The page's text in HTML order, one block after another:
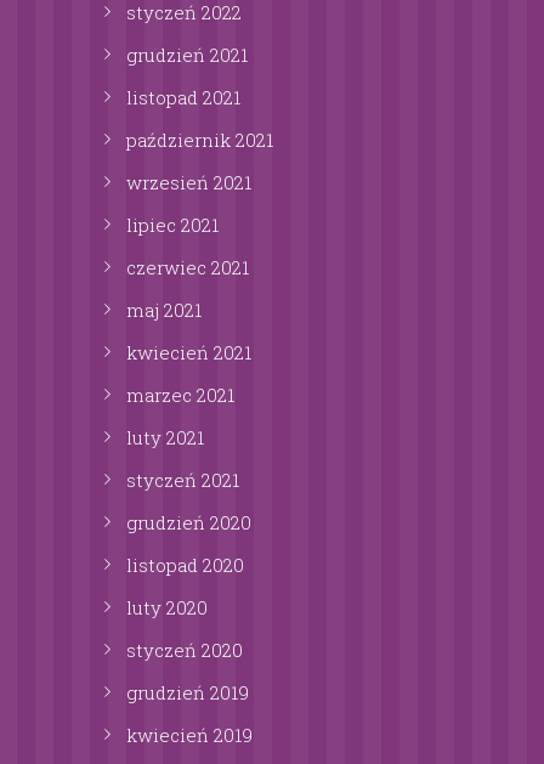
styczeń 2022
grudzień 2021
listopad 2021
październik 2021
wrzesień 2021
lipiec 2021
czerwiec 2021
maj 2021
kwiecień 2021
marzec 2021
luty 2021
styczeń 2021
grudzień 2020
listopad 2020
luty 2020
styczeń 2020
grudzień 2019
kwiecień 2019